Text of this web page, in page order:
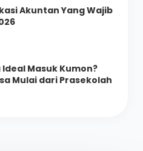
Akuntan Yang Wajib
Ideal Masuk Kumon?
Mulai dari Prasekolah